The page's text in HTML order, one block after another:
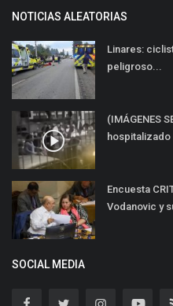
NOTICIAS ALEATORIAS
Linares:
peligroso...
(IMÁGENES
hospitalizado
Encuesta
Vodanovic y
SOCIAL MEDIA